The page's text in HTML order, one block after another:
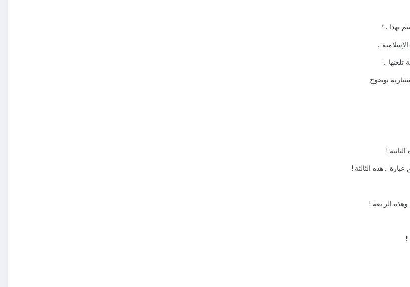
بهذا ..؟
..
..!
بوضوح
!
.. هذه الثالثة !
الرابعة !